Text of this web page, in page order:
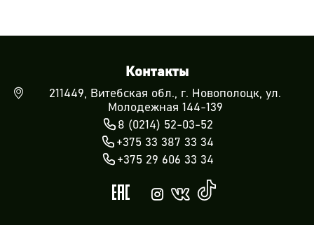
Контакты
211449, Витебская обл., г. Новополоцк, ул.
Молодежная 144-139
8 (0214) 52-03-52
+375 33 387 33 34
+375 29 606 33 34